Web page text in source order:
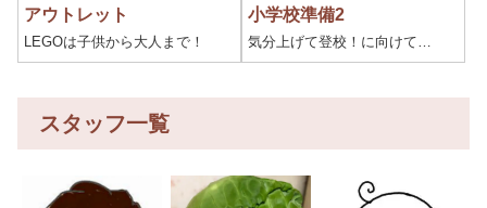
アウトレット
LEGOは子供から大人まで！
小学校準備2
気分上げて登校！に向けて…
スタッフ一覧